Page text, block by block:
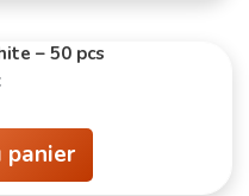
– 50 pcs
panier